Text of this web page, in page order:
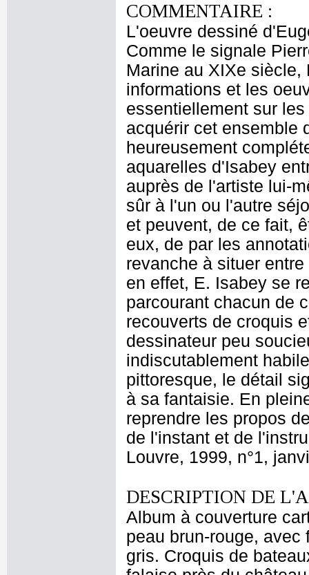
COMMENTAIRE :
L'oeuvre dessiné
Comme le signale
Marine au XIXe
informations et les
essentiellement sur
acquérir cet ensemble
heureusement
aquarelles d'Isabey
auprès de l'artiste lui-
sûr à l'un ou l'autre
et peuvent, de ce fait,
eux, de par les
revanche à situer
en effet, E. Isabey se
parcourant chacun de
recouverts de croquis
dessinateur peu
indiscutablement
pittoresque, le détail
à sa fantaisie. En
reprendre les propos
de l'instant et de
Louvre, 1999, n°1,
DESCRIPTION DE
Album à couverture
peau brun-rouge, avec
gris. Croquis de